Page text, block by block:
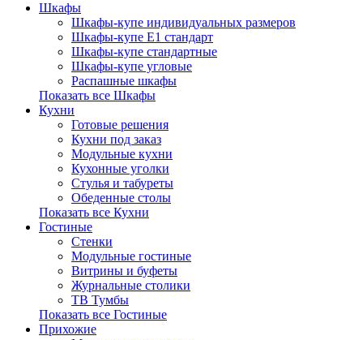
Шкафы
Шкафы-купе индивидуальных размеров
Шкафы-купе Е1 стандарт
Шкафы-купе стандартные
Шкафы-купе угловые
Распашные шкафы
Показать все Шкафы
Кухни
Готовые решения
Кухни под заказ
Модульные кухни
Кухонные уголки
Стулья и табуреты
Обеденные столы
Показать все Кухни
Гостиные
Стенки
Модульные гостиные
Витрины и буфеты
Журнальные столики
ТВ Тумбы
Показать все Гостиные
Прихожие